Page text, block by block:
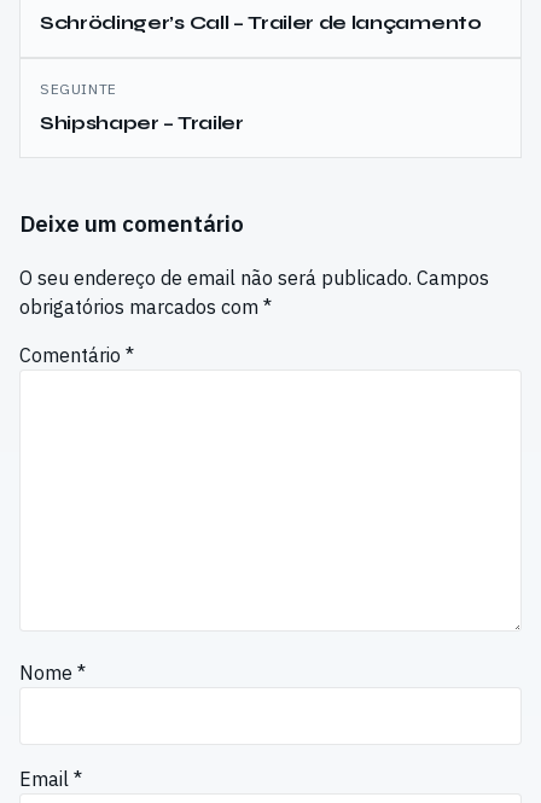
de
artigos
Schrödinger’s Call – Trailer de lançamento
SEGUINTE
Shipshaper – Trailer
Deixe um comentário
O seu endereço de email não será publicado. Campos
obrigatórios marcados com *
Comentário *
Nome *
Email *